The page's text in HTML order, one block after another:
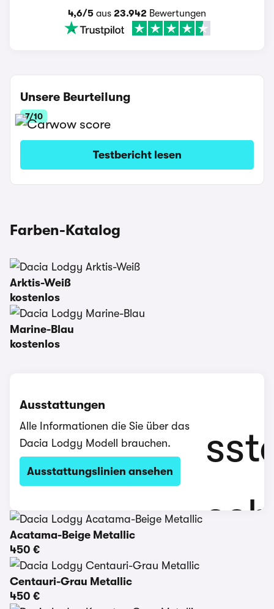
4,6/5 aus 23.942 Bewertungen
Unsere Beurteilung
7/10
Testbericht lesen
Farben-Katalog
Arktis-Weiß
kostenlos
Marine-Blau
kostenlos
Ausstattungen
Alle Informationen die Sie über das
Dacia Lodgy Modell brauchen.
Ausstattungslinien ansehen
Acatama-Beige Metallic
450 €
Centauri-Grau Metallic
450 €